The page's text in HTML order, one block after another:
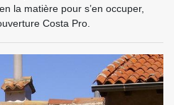
la matière pour s’en occuper,
Costa Pro.